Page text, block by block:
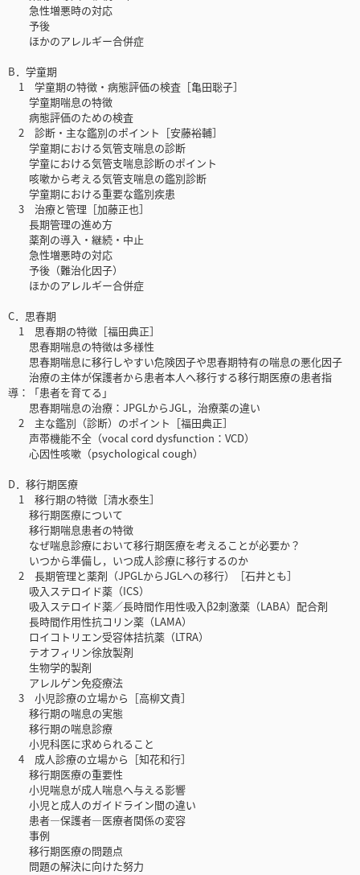
急性増悪時の対応
予後
ほかのアレルギー合併症
B．学童期
1 学童期の特徴・病態評価の検査［亀田聡子］
学童期喘息の特徴
病態評価のための検査
2 診断・主な鑑別のポイント［安藤裕輔］
学童期における気管支喘息の診断
学童における気管支喘息診断のポイント
咳嗽から考える気管支喘息の鑑別診断
学童期における重要な鑑別疾患
3 治療と管理［加藤正也］
長期管理の進め方
薬剤の導入・継続・中止
急性増悪時の対応
予後（難治化因子）
ほかのアレルギー合併症
C．思春期
1 思春期の特徴［福田典正］
思春期喘息の特徴は多様性
思春期喘息に移行しやすい危険因子や思春期特有の喘息の悪化因子
治療の主体が保護者から患者本人へ移行する移行期医療の患者指
導：「患者を育てる」
思春期喘息の治療：JPGLからJGL，治療薬の違い
2 主な鑑別（診断）のポイント［福田典正］
声帯機能不全（vocal cord dysfunction：VCD）
心因性咳嗽（psychological cough）
D．移行期医療
1 移行期の特徴［清水泰生］
移行期医療について
移行期喘息患者の特徴
なぜ喘息診療において移行期医療を考えることが必要か？
いつから準備し，いつ成人診療に移行するのか
2 長期管理と薬剤（JPGLからJGLへの移行）［石井とも］
吸入ステロイド薬（ICS）
吸入ステロイド薬／長時間作用性吸入β2刺激薬（LABA）配合剤
長時間作用性抗コリン薬（LAMA）
ロイコトリエン受容体拮抗薬（LTRA）
テオフィリン徐放製剤
生物学的製剤
アレルゲン免疫療法
3 小児診療の立場から［高柳文貴］
移行期の喘息の実態
移行期の喘息診療
小児科医に求められること
4 成人診療の立場から［知花和行］
移行期医療の重要性
小児喘息が成人喘息へ与える影響
小児と成人のガイドライン間の違い
患者―保護者―医療者関係の変容
事例
移行期医療の問題点
問題の解決に向けた努力